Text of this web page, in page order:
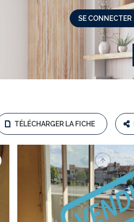
SE CONNECTER
TÉLÉCHARGER LA FICHE